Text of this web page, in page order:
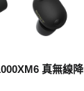
真無線降